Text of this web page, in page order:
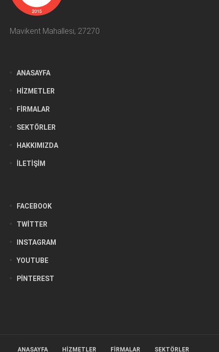
Mavikent Mahallesi, 27270
ANASAYFA
HIZMETLER
FIRMALAR
SEKTÖRLER
HAKKIMIZDA
İLETIŞIM
FACEBOOK
TWITTER
INSTAGRAM
YOUTUBE
PINTEREST
ANASAYFA HIZMETLER FIRMALAR SEKTÖRLER